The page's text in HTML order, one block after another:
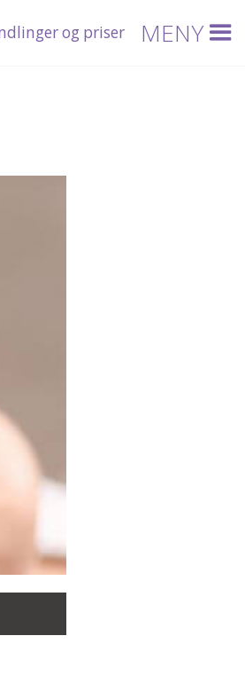
MENY
og priser